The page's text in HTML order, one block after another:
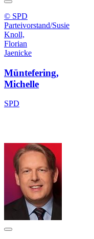
© SPD
Parteivorstand/Susie
Knoll,
Florian
Jaenicke
Müntefering,
Michelle
SPD